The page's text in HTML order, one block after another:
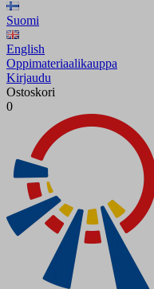
Suomi
English
Oppimateriaalikauppa
Kirjaudu
Ostoskori
0